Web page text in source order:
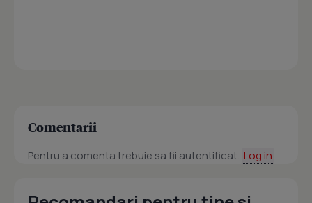
Comentarii
Pentru a comenta trebuie sa fii autentificat. Log in